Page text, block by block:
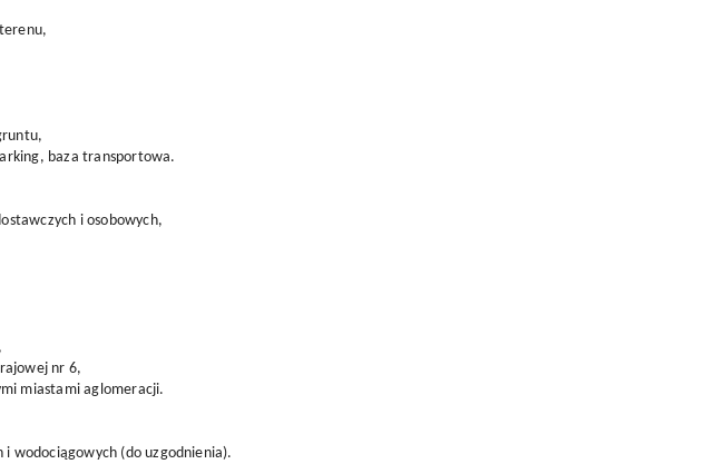
baza transportowa.
i osobowych,
nr 6,
miastami aglomeracji.
wodociągowych (do uzgodnienia).